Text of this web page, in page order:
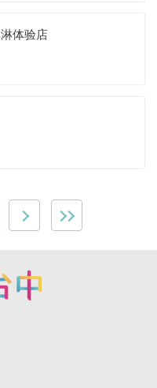
体验店